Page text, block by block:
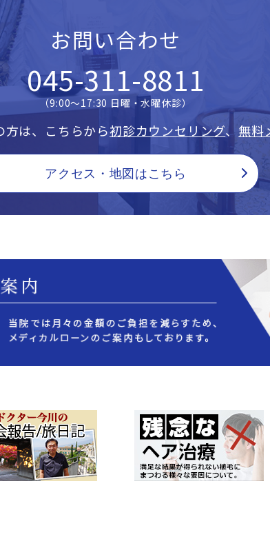
お問い合わせ
045-311-8811
（9:00〜17:30 日曜・水曜休診）
方は、こちらから初診カウンセリング、 無料
アクセス・地図はこちら